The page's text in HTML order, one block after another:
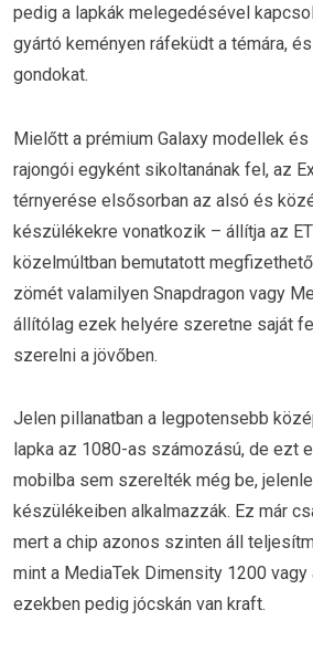
pedig a lapkák melegedésével
gyártó keményen ráfeküdt a témára,
gondokat.
Mielőtt a prémium Galaxy modellek és
rajongói egyként sikoltanának fel, az
térnyerése elsősorban az alsó és
készülékekre vonatkozik – állítja az
közelmúltban bemutatott
zömét valamilyen Snapdragon vagy
állítólag ezek helyére szeretne saját
szerelni a jövőben.
Jelen pillanatban a legpotensebb
lapka az 1080-as számozású, de ezt
mobilba sem szerelték még be,
készülékeiben alkalmazzák. Ez már
mert a chip azonos szinten áll
mint a MediaTek Dimensity 1200 vagy
ezekben pedig jócskán van kraft.